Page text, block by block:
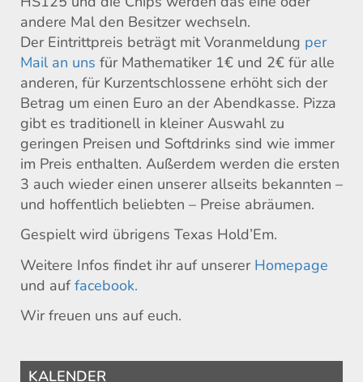
andere Mal den Besitzer wechseln.
Der Eintrittpreis beträgt mit Voranmeldung per
Mail an uns für Mathematiker 1€ und 2€ für alle
anderen, für Kurzentschlossene erhöht sich der
Betrag um einen Euro an der Abendkasse. Pizza
gibt es traditionell in kleiner Auswahl zu
geringen Preisen und Softdrinks sind wie immer
im Preis enthalten. Außerdem werden die ersten
3 auch wieder einen unserer allseits bekannten –
und hoffentlich beliebten – Preise abräumen.
Gespielt wird übrigens Texas Hold’Em.
Weitere Infos findet ihr auf unserer Homepage
und auf facebook.
Wir freuen uns auf euch.
KALENDER